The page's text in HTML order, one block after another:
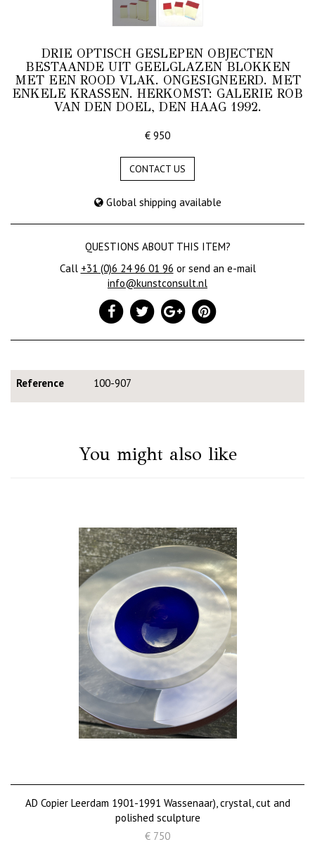
DRIE OPTISCH GESLEPEN OBJECTEN
BESTAANDE UIT GEELGLAZEN BLOKKEN
MET EEN ROOD VLAK. ONGESIGNEERD. MET
ENKELE KRASSEN. HERKOMST: GALERIE ROB
VAN DEN DOEL, DEN HAAG 1992.
€ 950
CONTACT US
Global shipping available
QUESTIONS ABOUT THIS ITEM?
Call +31 (0)6 24 96 01 96 or send an e-mail
info@kunstconsult.nl
Reference 100-907
You might also like
AD Copier Leerdam 1901-1991 Wassenaar), crystal, cut and
polished sculpture
€ 750